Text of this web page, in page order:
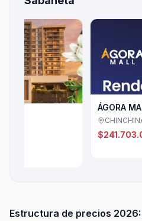
ÁGORA MALL
CHINCHINÁ,
$241.703.000
Estructura de precios 2026: